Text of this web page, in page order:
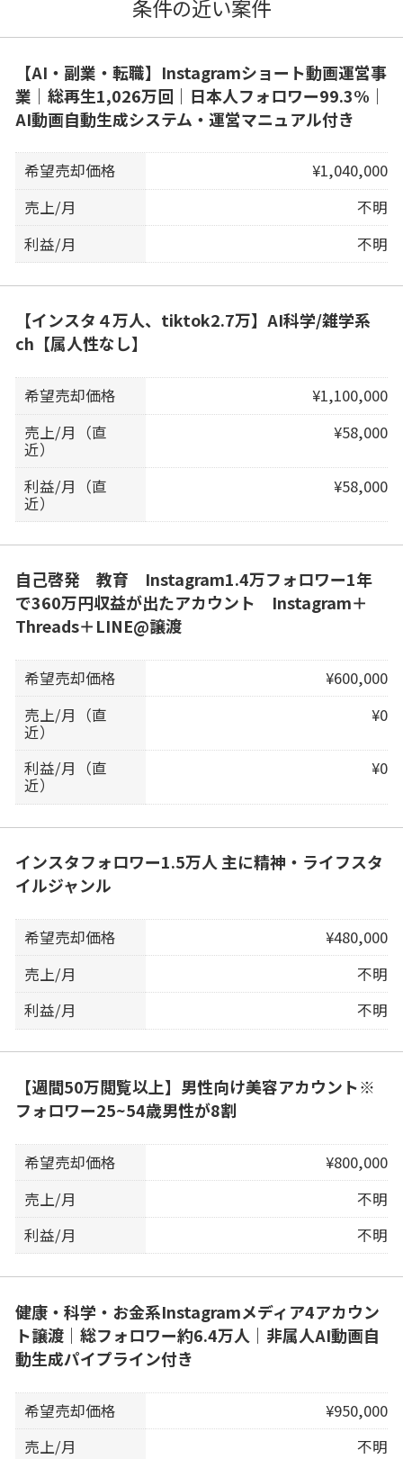
条件の近い案件
【AI・副業・転職】Instagramショート動画運営事
業｜総再生1,026万回｜日本人フォロワー99.3%｜
AI動画自動生成システム・運営マニュアル付き
希望売却価格
¥1,040,000
売上/月
不明
利益/月
不明
【インスタ４万人、tiktok2.7万】AI科学/雑学系
ch【属人性なし】
希望売却価格
¥1,100,000
売上/月（直
近）
¥58,000
利益/月（直
近）
¥58,000
自己啓発 教育 Instagram1.4万フォロワー1年
で360万円収益が出たアカウント Instagram＋
Threads＋LINE@譲渡
希望売却価格
¥600,000
売上/月（直
近）
¥0
利益/月（直
近）
¥0
インスタフォロワー1.5万人 主に精神・ライフスタ
イルジャンル
希望売却価格
¥480,000
売上/月
不明
利益/月
不明
【週間50万閲覧以上】男性向け美容アカウント※
フォロワー25~54歳男性が8割
希望売却価格
¥800,000
売上/月
不明
利益/月
不明
健康・科学・お金系Instagramメディア4アカウン
ト譲渡｜総フォロワー約6.4万人｜非属人AI動画自
動生成パイプライン付き
希望売却価格
¥950,000
売上/月
不明